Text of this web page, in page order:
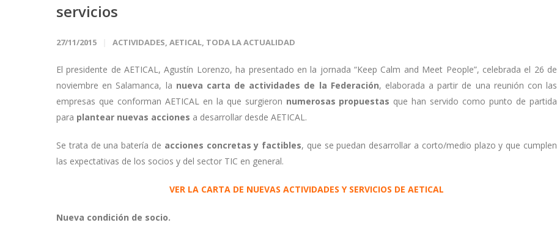
servicios
27/11/2015 ACTIVIDADES, AETICAL, TODA LA ACTUALIDAD
El presidente de AETICAL, Agustín Lorenzo, ha presentado en la jornada “Keep Calm and Meet People”, celebrada el 26 de
noviembre en Salamanca, la nueva carta de actividades de la Federación, elaborada a partir de una reunión con las
empresas que conforman AETICAL en la que surgieron numerosas propuestas que han servido como punto de partida
para plantear nuevas acciones a desarrollar desde AETICAL.
Se trata de una batería de acciones concretas y factibles, que se puedan desarrollar a corto/medio plazo y que cumplen
las expectativas de los socios y del sector TIC en general.
VER LA CARTA DE NUEVAS ACTIVIDADES Y SERVICIOS DE AETICAL
Nueva condición de socio.